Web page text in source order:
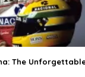
The